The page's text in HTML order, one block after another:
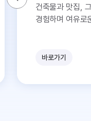
건축물과 맛집,
경험하며 여유로
바로가기